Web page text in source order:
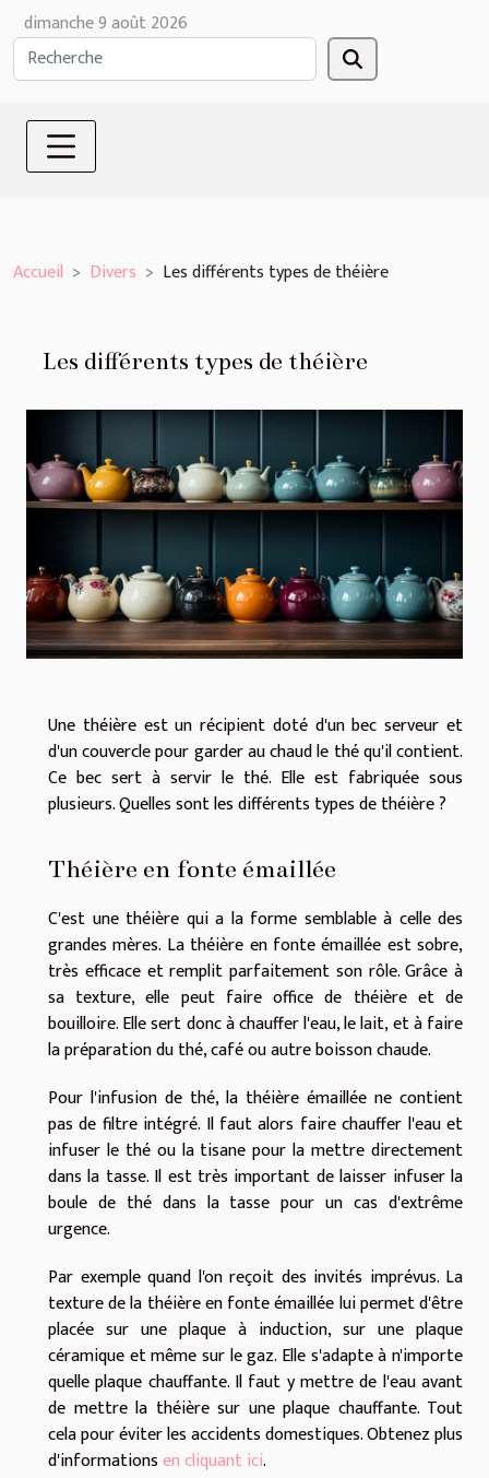
dimanche 9 août 2026
Accueil Divers Les différents types de théière
Les différents types de théière
Une théière est un récipient doté d'un bec serveur et
d'un couvercle pour garder au chaud le thé qu'il contient.
Ce bec sert à servir le thé. Elle est fabriquée sous
plusieurs. Quelles sont les différents types de théière ?
Théière en fonte émaillée
C'est une théière qui a la forme semblable à celle des
grandes mères. La théière en fonte émaillée est sobre,
très efficace et remplit parfaitement son rôle. Grâce à
sa texture, elle peut faire office de théière et de
bouilloire. Elle sert donc à chauffer l'eau, le lait, et à faire
la préparation du thé, café ou autre boisson chaude.
Pour l'infusion de thé, la théière émaillée ne contient
pas de filtre intégré. Il faut alors faire chauffer l'eau et
infuser le thé ou la tisane pour la mettre directement
dans la tasse. Il est très important de laisser infuser la
boule de thé dans la tasse pour un cas d'extrême
urgence.
Par exemple quand l'on reçoit des invités imprévus. La
texture de la théière en fonte émaillée lui permet d'être
placée sur une plaque à induction, sur une plaque
céramique et même sur le gaz. Elle s'adapte à n'importe
quelle plaque chauffante. Il faut y mettre de l'eau avant
de mettre la théière sur une plaque chauffante. Tout
cela pour éviter les accidents domestiques. Obtenez plus
d'informationsen cliquant ici.